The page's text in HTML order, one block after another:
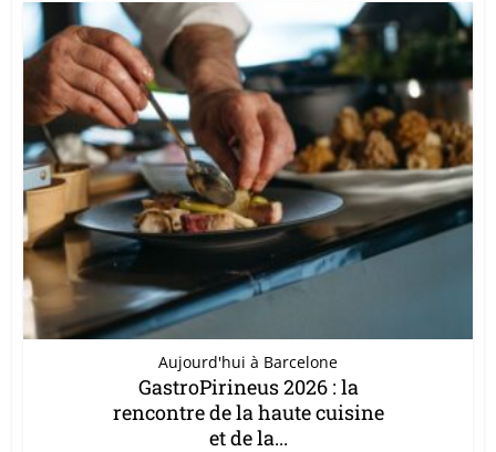
Aujourd'hui à Barcelone
GastroPirineus 2026 : la
rencontre de la haute cuisine
et de la...